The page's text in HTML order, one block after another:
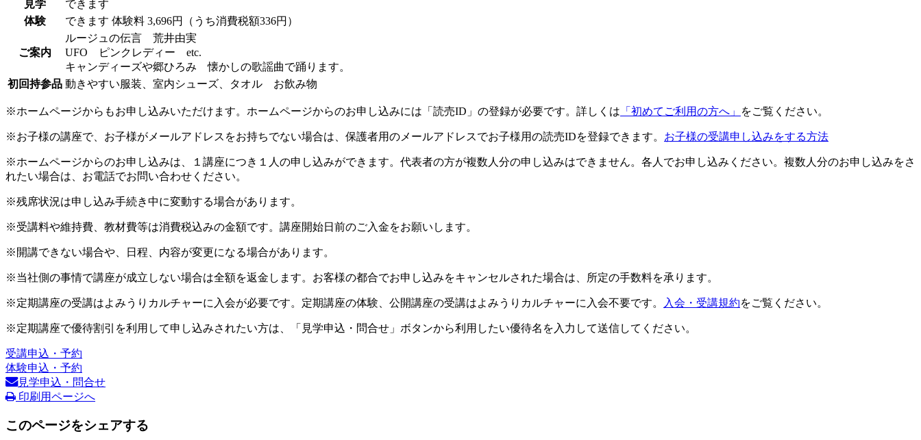
見学
できます
体験
できます 体験料 3,696円（うち消費税額336円）
ご案内
ルージュの伝言 荒井由実
UFO ピンクレディー etc.
キャンディーズや郷ひろみ 懐かしの歌謡曲で踊ります。
初回持参品 動きやすい服装、室内シューズ、タオル お飲み物
※ホームページからもお申し込みいただけます。ホームページからのお申し込みには「読売ID」の登録が必要です。詳しくは 「初めてご利用の方へ」 をご覧ください。
※お子様の講座で、お子様がメールアドレスをお持ちでない場合は、保護者用のメールアドレスでお子様用の読売IDを登録できます。 お子様の受講申し込みをする方法
※ホームページからのお申し込みは、１講座につき１人の申し込みができます。代表者の方が複数人分の申し込みはできません。各人でお申し込みください。複数人分のお申し込みをさ
れたい場合は、お電話でお問い合わせください。
※残席状況は申し込み手続き中に変動する場合があります。
※受講料や維持費、教材費等は消費税込みの金額です。講座開始日前のご入金をお願いします。
※開講できない場合や、日程、内容が変更になる場合があります。
※当社側の事情で講座が成立しない場合は全額を返金します。お客様の都合でお申し込みをキャンセルされた場合は、所定の手数料を承ります。
※定期講座の受講はよみうりカルチャーに入会が必要です。定期講座の体験、公開講座の受講はよみうりカルチャーに入会不要です。 入会・受講規約をご覧ください。
※定期講座で優待割引を利用して申し込みされたい方は、「見学申込・問合せ」ボタンから利用したい優待名を入力して送信してください。
受講申込・予約
体験申込・予約
見学申込・問合せ
印刷用ページへ
このページをシェアする